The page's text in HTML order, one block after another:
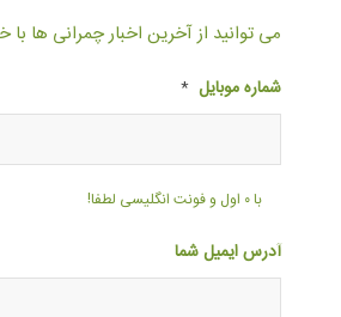
می توانید از آخرین اخبار چمرانی ها با
شماره موبایل *
با ۰ اول و فونت انگلیسی لطفا!
آدرس ایمیل شما